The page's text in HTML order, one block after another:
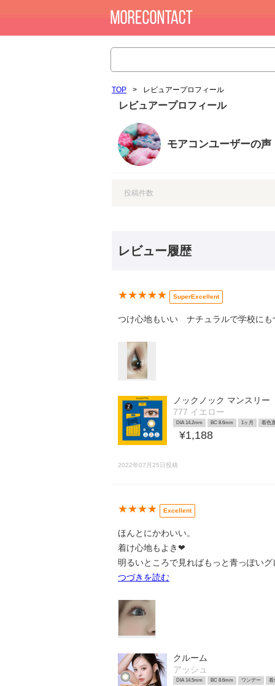
TOP > レビュアープロフィール
レビュアープロフィール
モアコンユーザーの声
投稿件数
レビュー履歴
★★★★★ SuperExcellent
つけ心地もいい ナチュラルで学校にも
ノックノック マンスリー
777 イエロー
DIA 14.2mm BC 8.6mm 1ヶ月 着色
¥1,188
2022年07月25日投稿
★★★★ Excellent
ほんとにかわいい。
着け心地もよき❤︎
明るいところで見ればもっと青っぽい
つづきを読む
クルーム
アッシュ
DIA 14.5mm BC 8.6mm ワンデー 着